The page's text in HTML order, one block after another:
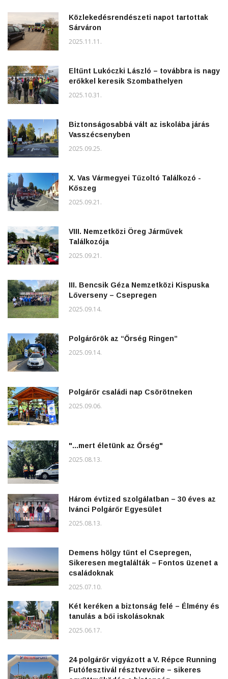
Közlekedésrendészeti napot tartottak
Sárváron
2025.11.11.
Eltűnt Lukóczki László – továbbra is nagy
erőkkel keresik Szombathelyen
2025.10.31.
Biztonságosabbá vált az iskolába járás
Vasszécsenyben
2025.09.25.
X. Vas Vármegyei Tűzoltó Találkozó -
Kőszeg
2025.09.21.
VIII. Nemzetközi Öreg Járművek
Találkozója
2025.09.21.
III. Bencsik Géza Nemzetközi Kispuska
Lőverseny – Csepregen
2025.09.14.
Polgárőrök az “Őrség Ringen”
2025.09.14.
Polgárőr családi nap Csörötneken
2025.09.06.
"...mert életünk az Őrség"
2025.08.13.
Három évtized szolgálatban – 30 éves az
Ivánci Polgárőr Egyesület
2025.08.13.
Demens hölgy tűnt el Csepregen,
Sikeresen megtalálták – Fontos üzenet a
családoknak
2025.07.10.
Két keréken a biztonság felé – Élmény és
tanulás a bői iskolásoknak
2025.06.17.
24 polgárőr vigyázott a V. Répce Running
Futófesztivál résztvevőire – sikeres